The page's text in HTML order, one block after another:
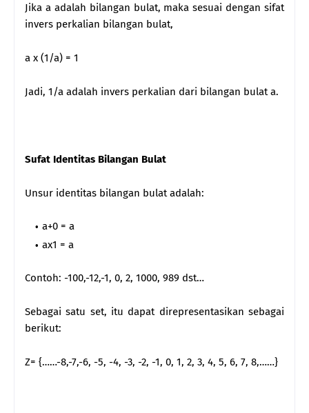
Jika a adalah bilangan bulat, maka sesuai dengan sifat
invers perkalian bilangan bulat,
a x (1/a) = 1
Jadi, 1/a adalah invers perkalian dari bilangan bulat a.
Sufat Identitas Bilangan Bulat
Unsur identitas bilangan bulat adalah:
a+0 = a
ax1 = a
Contoh: -100,-12,-1, 0, 2, 1000, 989 dst…
Sebagai satu set, itu dapat direpresentasikan sebagai
berikut:
Z= {……-8,-7,-6, -5, -4, -3, -2, -1, 0, 1, 2, 3, 4, 5, 6, 7, 8,……}